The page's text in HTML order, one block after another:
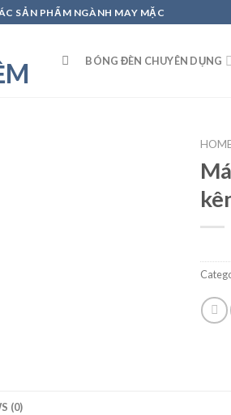
SẢN PHẨM NGÀNH MAY MẶC
BÓNG ĐÈN CHUYÊN DỤNG
(0)